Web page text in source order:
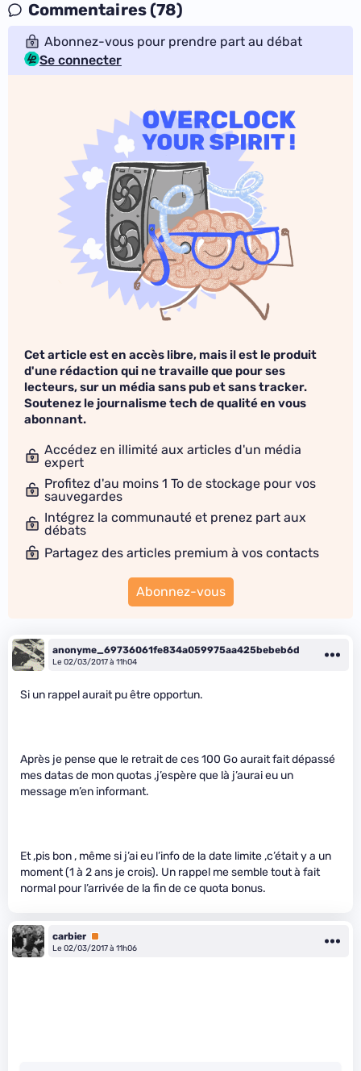
Commentaires (78)
Abonnez-vous pour prendre part au débat
Se connecter
Cet article est en accès libre, mais il est le produit
d'une rédaction qui ne travaille que pour ses
lecteurs, sur un média sans pub et sans tracker.
Soutenez le journalisme tech de qualité en vous
abonnant.
Accédez en illimité aux articles d'un média
expert
Profitez d'au moins 1 To de stockage pour vos
sauvegardes
Intégrez la communauté et prenez part aux
débats
Partagez des articles premium à vos contacts
Abonnez-vous
anonyme_69736061fe834a059975aa425bebeb6d
Le 02/03/2017 à 11h04
Si un rappel aurait pu être opportun.
Après je pense que le retrait de ces 100 Go aurait fait dépassé
mes datas de mon quotas ,j’espère que là j’aurai eu un
message m’en informant.
Et ,pis bon , même si j’ai eu l’info de la date limite ,c’était y a un
moment (1 à 2 ans je crois). Un rappel me semble tout à fait
normal pour l’arrivée de la fin de ce quota bonus.
carbier Premium
Le 02/03/2017 à 11h06